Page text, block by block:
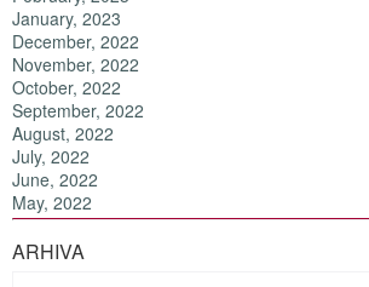
January, 2023
December, 2022
November, 2022
October, 2022
September, 2022
August, 2022
July, 2022
June, 2022
May, 2022
ARHIVA